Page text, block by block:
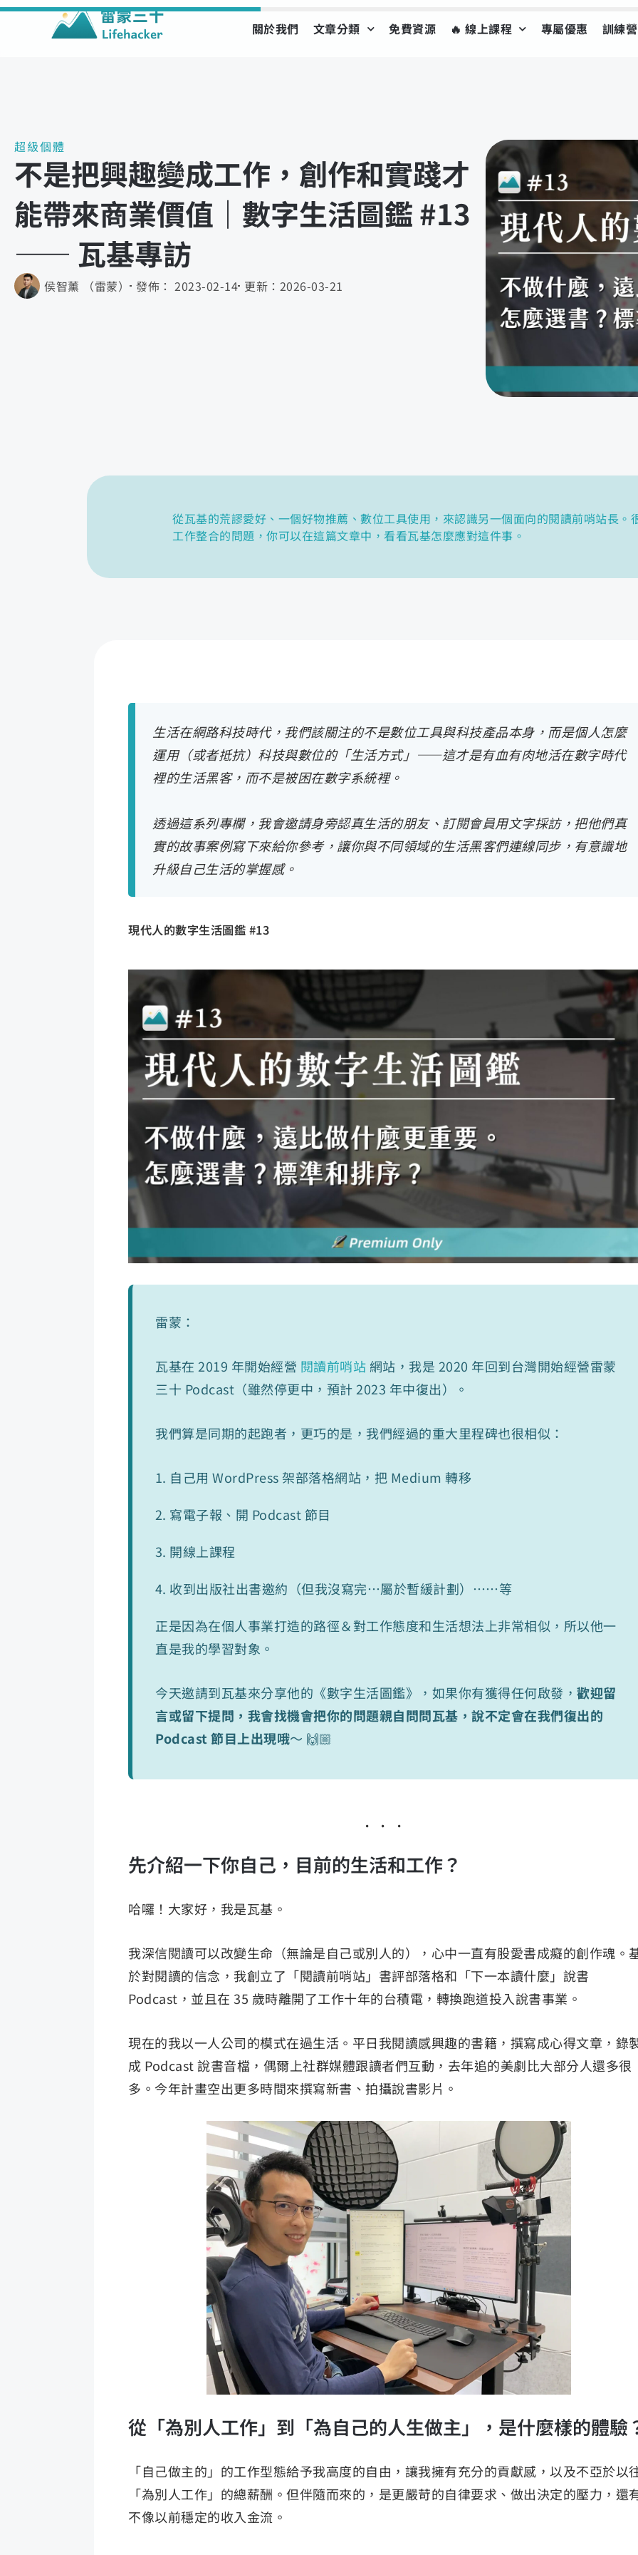
關於我們 文章分類 免費資源 🔥 線上課程 專屬優惠 訓練營
超級個體
不是把興趣變成工作，創作和實踐才
能帶來商業價值｜數字生活圖鑑 #13
—— 瓦基專訪
侯智薰 （雷蒙） 發佈： 2023-02-14 更新： 2026-03-21
從瓦基的荒謬愛好、一個好物推薦、數位工具使用，來認識另一個面向的閱讀前哨站長。
工作整合的問題，你可以在這篇文章中，看看瓦基怎麼應對這件事。
生活在網路科技時代，我們該關注的不是數位工具與科技產品本身，而是個人怎麼
運用（或者抵抗）科技與數位的「生活方式」——這才是有血有肉地活在數字時代
裡的生活黑客，而不是被困在數字系統裡。
透過這系列專欄，我會邀請身旁認真生活的朋友、訂閱會員用文字採訪，把他們真
實的故事案例寫下來給你參考，讓你與不同領域的生活黑客們連線同步，有意識地
升級自己生活的掌握感。
現代人的數字生活圖鑑 #13
雷蒙：
瓦基在 2019 年開始經營 閱讀前哨站 網站，我是 2020 年回到台灣開始經營雷蒙
三十 Podcast（雖然停更中，預計 2023 年中復出）。
我們算是同期的起跑者，更巧的是，我們經過的重大里程碑也很相似：
自己用 WordPress 架部落格網站，把 Medium 轉移
寫電子報、開 Podcast 節目
開線上課程
收到出版社出書邀約（但我沒寫完…屬於暫緩計劃）……等
正是因為在個人事業打造的路徑＆對工作態度和生活想法上非常相似，所以他一
直是我的學習對象。
今天邀請到瓦基來分享他的《數字生活圖鑑》，如果你有獲得任何啟發， 歡迎留
言或留下提問，我會找機會把你的問題親自問問瓦基，說不定會在我們復出的
Podcast 節目上出現哦～ 🙌🏼
先介紹一下你自己，目前的生活和工作？
哈囉！大家好，我是瓦基。
我深信閱讀可以改變生命（無論是自己或別人的），心中一直有股愛書成癡的創作魂。
於對閱讀的信念，我創立了「閱讀前哨站」書評部落格和「下一本讀什麼」說書
Podcast，並且在 35 歲時離開了工作十年的台積電，轉換跑道投入說書事業。
現在的我以一人公司的模式在過生活。平日我閱讀感興趣的書籍，撰寫成心得文章，錄
成 Podcast 說書音檔，偶爾上社群媒體跟讀者們互動，去年追的美劇比大部分人還多很
多。今年計畫空出更多時間來撰寫新書、拍攝說書影片。
從「為別人工作」到「為自己的人生做主」，是什麼樣的體驗
「自己做主的」的工作型態給予我高度的自由，讓我擁有充分的貢獻感，以及不亞於以
「為別人工作」的總薪酬。但伴隨而來的，是更嚴苛的自律要求、做出決定的壓力，還
不像以前穩定的收入金流。